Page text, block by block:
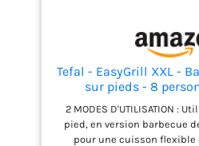
Tefal - EasyGrill XXL -
sur pieds - 8
2 MODES D'UTILISATION :
pied, en version barbecue
pour une cuisson flexible